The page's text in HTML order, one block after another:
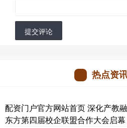
提交评论
热点资
配资门户官方网站首页 深化产教
东方第四届校企联盟合作大会启幕